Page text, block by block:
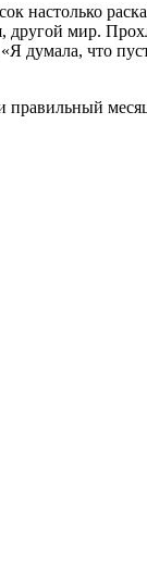
настолько
другой мир.
думала, что
правильный